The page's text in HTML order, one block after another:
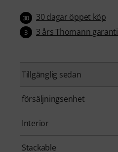
30 30 dagar öppet köp
3 3 års Thomann garanti
Tillgänglig sedan
försäljningsenhet
Interior
Stackable